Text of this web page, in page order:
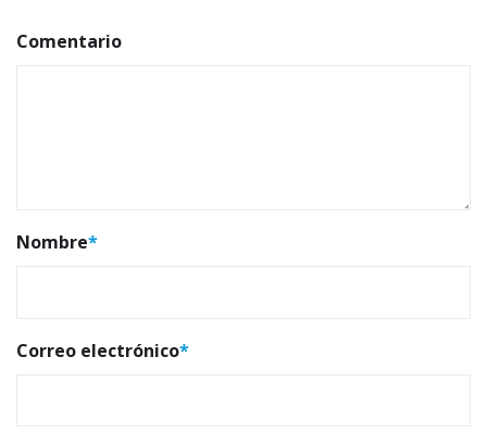
Comentario
Nombre*
Correo electrónico*